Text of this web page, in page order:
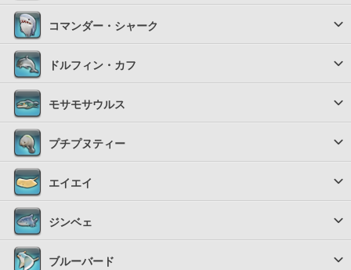
コマンダー・シャーク
ドルフィン・カフ
モサモサウルス
プチプヌティー
エイエイ
ジンベェ
ブルーバード